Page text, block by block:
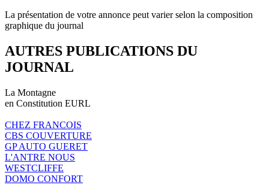
La présentation de votre annonce peut varier selon la composition
graphique du journal
AUTRES PUBLICATIONS DU
JOURNAL
La Montagne
en Constitution EURL
CHEZ FRANCOIS
CBS COUVERTURE
GP AUTO GUERET
L'ANTRE NOUS
WESTCLIFFE
DOMO CONFORT